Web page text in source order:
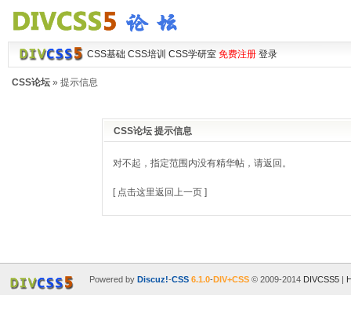
CSS基础 CSS培训 CSS学研室 免费注册 登录
CSS论坛» 提示信息
CSS论坛 提示信息
对不起，指定范围内没有精华帖，请返回。
[ 点击这里返回上一页 ]
Powered by Discuz!-CSS 6.1.0-DIV+CSS© 2009-2014 DIVCSS5|